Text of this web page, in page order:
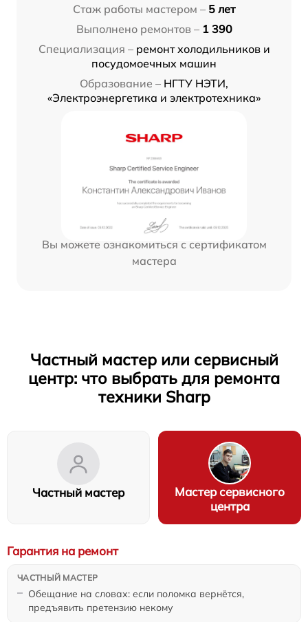
Стаж работы мастером – 5 лет
Выполнено ремонтов – 1 390
Специализация – ремонт холодильников и
посудомоечных машин
Образование – НГТУ НЭТИ,
«Электроэнергетика и электротехника»
Вы можете ознакомиться с сертификатом
мастера
Частный мастер или сервисный
центр: что выбрать для ремонта
техники Sharp
Частный мастер
Мастер сервисного
центра
Обещание на словах: если поломка вернётся,
предъявить претензию некому
Гарантия на ремонт